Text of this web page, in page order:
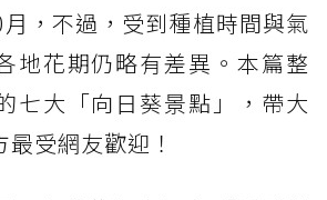
，不過，受到種植時間與氣
地花期仍略有差異。本篇整
七大「向日葵景點」，帶大
受網友歡迎！